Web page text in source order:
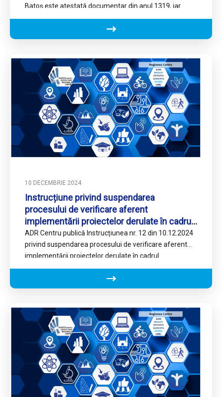
Batoș este atestată documentar din anul 1319, iar
Biserica sa fortificată, de rit evanghelic,…
10 DECEMBRIE 2024
Instrucțiune privind suspendarea
procesului de verificare aferent
implementării proiectelor derulate în cadrul
Programului Regiunea Centru 2021-2027
ADR Centru publică Instrucțiunea nr. 12 din 10.12.2024
privind suspendarea procesului de verificare aferent
implementării proiectelor derulate în cadrul
Programului Regiunea Centru 2021-2027 în perioada…